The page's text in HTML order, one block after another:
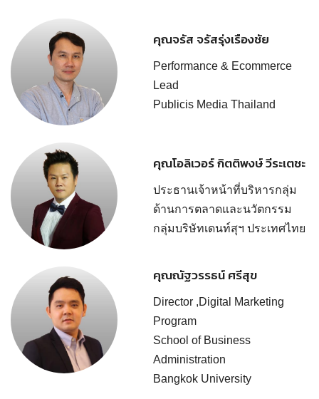
คุณจรัส จรัสรุ่งเรืองชัย
Performance & Ecommerce
Lead
Publicis Media Thailand
คุณโอลิเวอร์ กิตติพงษ์ วีระเตชะ
ประธานเจ้าหน้าที่บริหารกลุ่ม
ด้านการตลาดและนวัตกรรม
กลุ่มบริษัทเดนท์สุฯ ประเทศไทย
คุณณัฐวรรธน์ ศรีสุข
Director ,Digital Marketing
Program
School of Business
Administration
Bangkok University